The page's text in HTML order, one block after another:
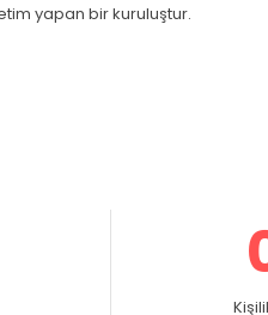
yapan bir kuruluştur.